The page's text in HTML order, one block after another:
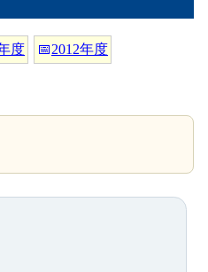
度 📅2012年度